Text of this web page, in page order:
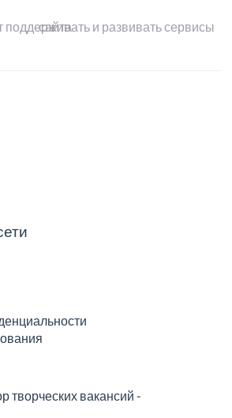
Реклама помогает поддерживать и развивать сервисы сайта
творческих вакансий -